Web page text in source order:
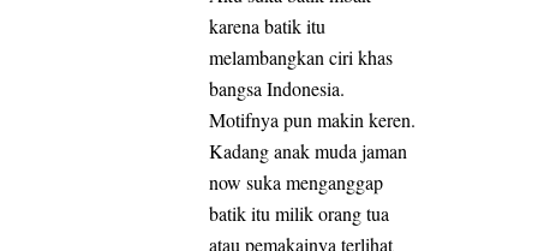
karena batik itu
melambangkan ciri khas
bangsa Indonesia.
Motifnya pun makin keren.
Kadang anak muda jaman
now suka menganggap
batik itu milik orang tua
atau pemakainya terlihat